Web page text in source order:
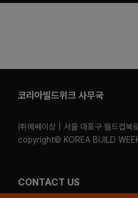
코리아빌드위크 사무국
㈜메쎄이상 | 서울 마포구 월드컵
copyright© KOREA BUILD
CONTACT US